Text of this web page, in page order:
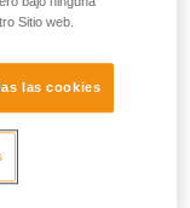
Sitio web.
las cookies